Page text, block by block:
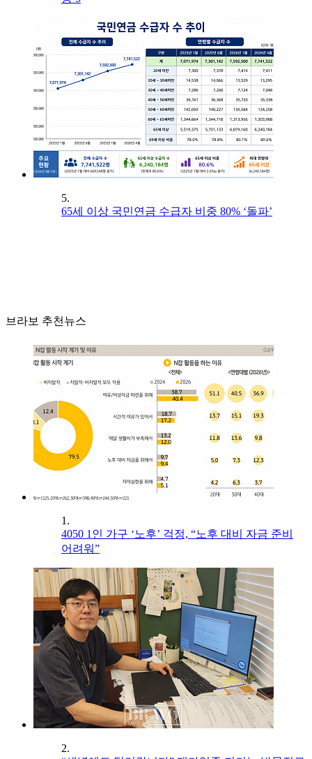
5.
65세 이상 국민연금 수급자 비중 80% ‘돌파’
브라보 추천뉴스
1.
4050 1인 가구 ‘노후’ 걱정, “노후 대비 자금 준비
어려워”
2.